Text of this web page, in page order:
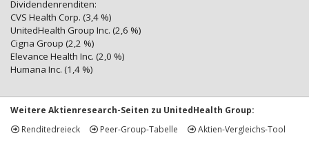
Dividendenrenditen:
CVS Health Corp. (3,4 %)
UnitedHealth Group Inc. (2,6 %)
Cigna Group (2,2 %)
Elevance Health Inc. (2,0 %)
Humana Inc. (1,4 %)
Weitere Aktienresearch-Seiten zu UnitedHealth Group:
Renditedreieck
Peer-Group-Tabelle
Aktien-Vergleichs-Tool